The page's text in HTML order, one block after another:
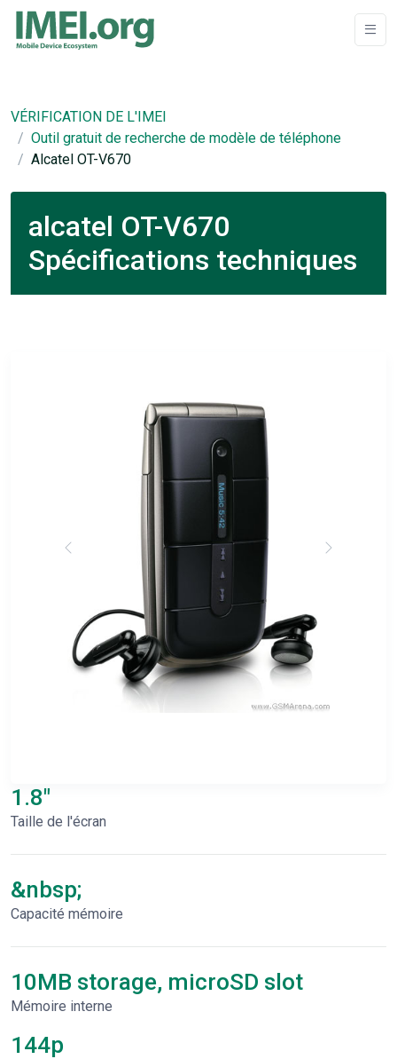
VÉRIFICATION DE L'IMEI
Outil gratuit de recherche de modèle de téléphone
Alcatel OT-V670
alcatel OT-V670
Spécifications techniques
1.8"
Taille de l'écran
&nbsp;
Capacité mémoire
10MB storage, microSD slot
Mémoire interne
144p